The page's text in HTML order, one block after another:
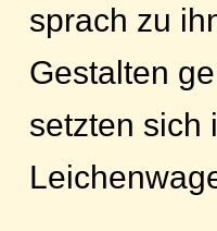
sprach zu
Gestalten
setzten sich